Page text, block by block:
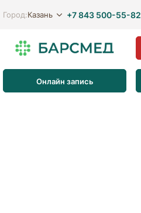
Город:Казань +7 843 500-55-82
Онлайн запись